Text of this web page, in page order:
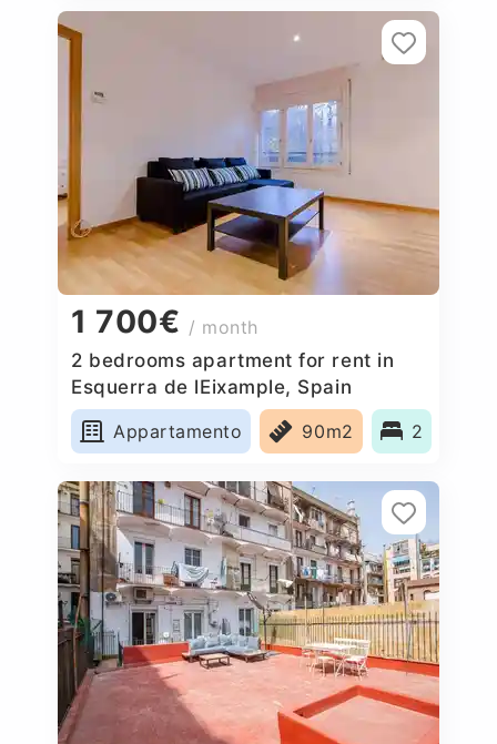
1 700€ / month
2 bedrooms apartment for rent in
Esquerra de lEixample, Spain
Appartamento
90m2 2